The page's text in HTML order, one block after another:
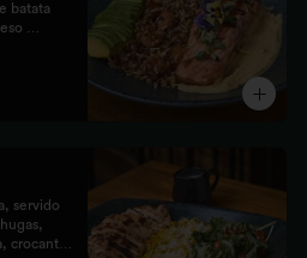
batata
servido
crocante